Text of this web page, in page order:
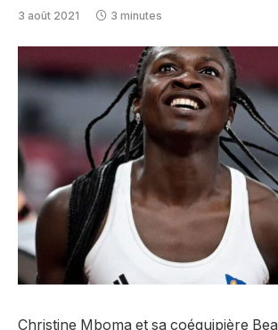
3 août 2021 3 minutes
Christine Mboma et sa coéquipière